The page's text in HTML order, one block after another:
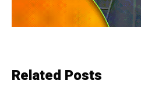
Related Posts